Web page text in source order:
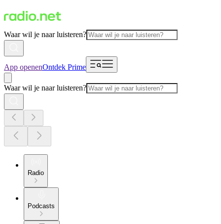
Waar wil je naar luisteren?
App openenOntdek Prime
Waar wil je naar luisteren?
Radio
Podcasts